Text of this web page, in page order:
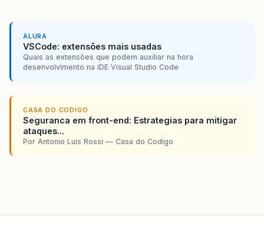
ALURA
VSCode: extensões mais usadas
Quais as extensões que podem auxiliar na hora
desenvolvimento na IDE Visual Studio Code
CASA DO CODIGO
Seguranca em front-end: Estrategias para mitigar
ataques...
Por Antonio Luis Rossi — Casa do Codigo